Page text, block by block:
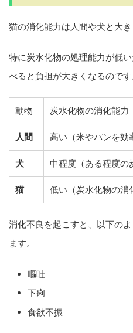
猫の消化能力は人間や犬と大き
特に炭水化物の処理能力が低
べると負担が大きくなるのです
動物 炭水化物の消化能力
人間 高い（米やパンを効
犬 中程度（ある程度の
猫 低い（炭水化物の消
消化不良を起こすと、以下の
ます。
嘔吐
下痢
食欲不振